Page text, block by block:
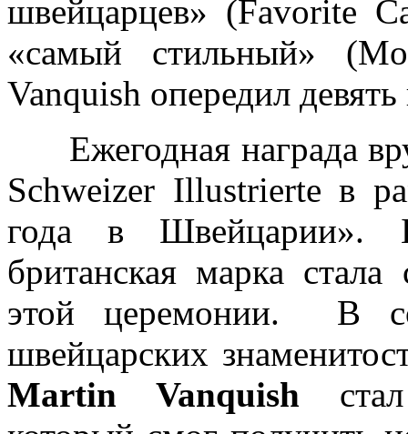
швейцарцев» (Favorite
«самый стильный»
Vanquish опередил
Ежегодная награда
Schweizer Illustrierte в
года в Швейцарии».
британская марка
этой церемонии. В
швейцарских
Martin Vanquish